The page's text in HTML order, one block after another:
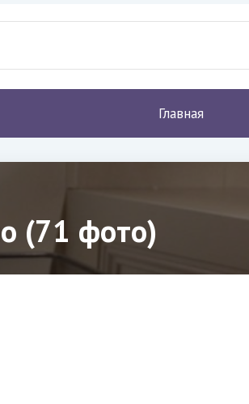
Главная
(71 фото)